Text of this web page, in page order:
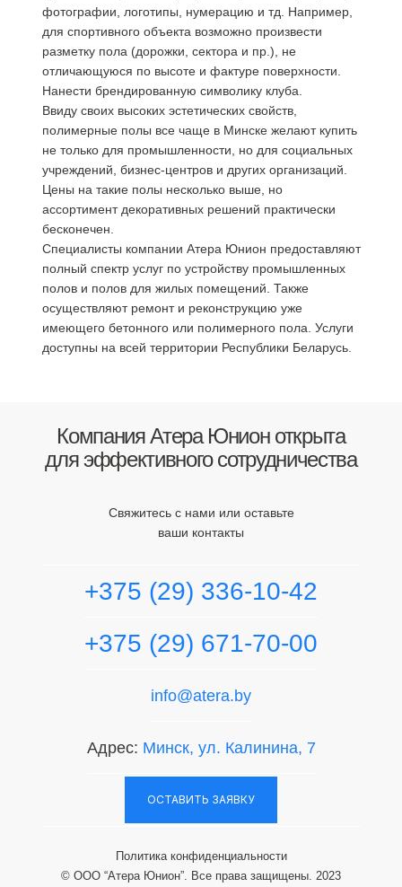
фотографии, логотипы, нумерацию и тд. Например,
для спортивного объекта возможно произвести
разметку пола (дорожки, сектора и пр.), не
отличающуюся по высоте и фактуре поверхности.
Нанести брендированную символику клуба.
Ввиду своих высоких эстетических свойств,
полимерные полы все чаще в Минске желают купить
не только для промышленности, но для социальных
учреждений, бизнес-центров и других организаций.
Цены на такие полы несколько выше, но
ассортимент декоративных решений практически
бесконечен.
Специалисты компании Атера Юнион предоставляют
полный спектр услуг по устройству промышленных
полов и полов для жилых помещений. Также
осуществляют ремонт и реконструкцию уже
имеющего бетонного или полимерного пола. Услуги
доступны на всей территории Республики Беларусь.
Компания Атера Юнион открыта
для эффективного сотрудничества
Свяжитесь с нами или оставьте
ваши контакты
+375 (29) 336-10-42
+375 (29) 671-70-00
info@atera.by
Адрес: Минск, ул. Калинина, 7
ОСТАВИТЬ ЗАЯВКУ
© ООО “Атера Юнион”. Все права защищены. 2023
Политика конфиденциальности